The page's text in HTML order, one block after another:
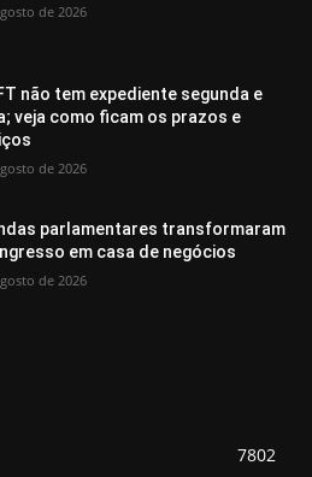
de 2026
não tem expediente segunda e
veja como ficam os prazos e
de 2026
parlamentares transformaram
em casa de negócios
de 2026
7802